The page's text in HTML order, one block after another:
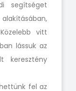
segítséget
vitt
lássuk az
keresztény
fel az